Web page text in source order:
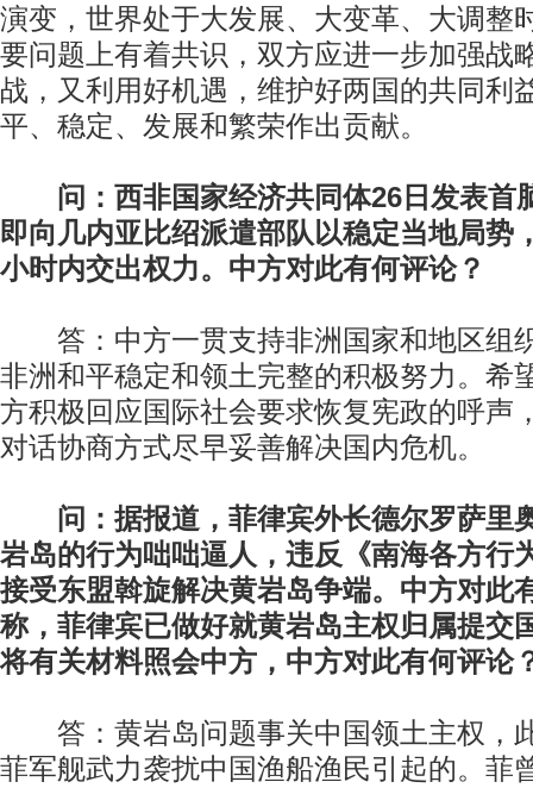
演变，世界处于大发展、大变革、大调整
要问题上有着共识，双方应进一步加强战
战，又利用好机遇，维护好两国的共同利
平、稳定、发展和繁荣作出贡献。
问：西非国家经济共同体26日发表首
即向几内亚比绍派遣部队以稳定当地局势
小时内交出权力。中方对此有何评论？
答：中方一贯支持非洲国家和地区组
非洲和平稳定和领土完整的积极努力。希
方积极回应国际社会要求恢复宪政的呼声
对话协商方式尽早妥善解决国内危机。
问：据报道，菲律宾外长德尔罗萨里
岩岛的行为咄咄逼人，违反《南海各方行
接受东盟斡旋解决黄岩岛争端。中方对此
称，菲律宾已做好就黄岩岛主权归属提交
将有关材料照会中方，中方对此有何评论
答：黄岩岛问题事关中国领土主权，
菲军舰武力袭扰中国渔船渔民引起的。菲